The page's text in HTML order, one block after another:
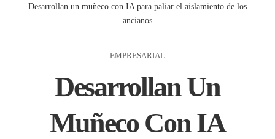
Desarrollan un muñeco con IA para paliar el aislamiento de los
ancianos
EMPRESARIAL
Desarrollan Un
Muñeco Con IA